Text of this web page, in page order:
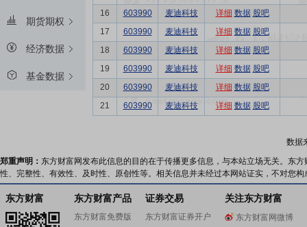
期货期权
经济数据
基金数据
16
603990 麦迪科技 详细 数据 股吧
17
603990 麦迪科技 详细 数据 股吧
18
603990 麦迪科技 详细 数据 股吧
19
603990 麦迪科技 详细 数据 股吧
20
603990 麦迪科技 详细 数据 股吧
21
603990 麦迪科技 详细 数据 股吧
数据
郑重声明： 东方财富网发布此信息的目的在于传播更多信息，与本站立场无关。东
性、完整性、有效性、及时性、原创性等。相关信息并未经过本网站证实，不对您
东方财富 东方财富产品
东方财富免费版
证券交易
东方财富证券开户
关注东方财富
东方财富网微博